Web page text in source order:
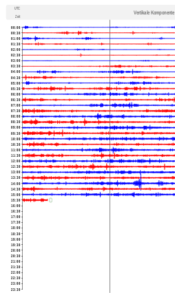
UTC
Zeit
Vertikale Komponente
00:00
00:30
01:00
01:30
02:00
02:30
03:00
03:30
04:00
04:30
05:00
05:30
06:00
06:30
07:00
07:30
08:00
08:30
09:00
09:30
10:00
10:30
11:00
11:30
12:00
12:30
13:00
13:30
14:00
14:30
15:00
15:30
16:00
16:30
17:00
17:30
18:00
18:30
19:00
19:30
20:00
20:30
21:00
21:30
22:00
22:30
23:00
23:30